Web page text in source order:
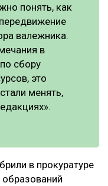
понять, как
валежника.
в
сбору
это
менять,
в прокуратуре